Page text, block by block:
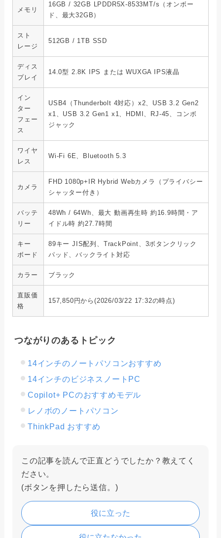
メモリ
16GB / 32GB LPDDR5X-8533MT/s（オンボー
ド、最大32GB）
スト
レージ
512GB / 1TB SSD
ディス
プレイ
14.0型 2.8K IPS または WUXGA IPS液晶
イン
ター
フェー
ス
USB4（Thunderbolt 4対応）x2、USB 3.2 Gen2
x1、USB 3.2 Gen1 x1、HDMI、RJ-45、コンボ
ジャック
ワイヤ
レス
Wi-Fi 6E、Bluetooth 5.3
カメラ
FHD 1080p+IR Hybrid Webカメラ（プライバシー
シャッター付き）
バッテ
リー
48Wh / 64Wh、最大 動画再生時 約16.9時間・ア
イドル時 約27.7時間
キー
ボード
89キー JIS配列、TrackPoint、3ボタンクリック
パッド、バックライト対応
カラー ブラック
直販価
格
157,850円から(2026/03/22 17:32の時点)
つながりのあるトピック
14インチのノートパソコンおすすめ
14インチのビジネスノートPC
Copilot+ PCのおすすめモデル
レノボのノートパソコン
ThinkPad おすすめ
この記事を読んで正直どうでしたか？教えてく
ださい。
(ボタンを押したら送信。)
役に立った